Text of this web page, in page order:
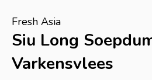
Fresh Asia
Siu Long
Varkensvlees